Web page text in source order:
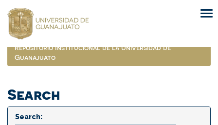
navigation
Repositorio Institucional de la Universidad de
Guanajuato
Search
Search: